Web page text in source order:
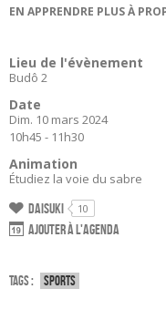
EN APPRENDRE PLUS À
Lieu de l'évènement
Budô 2
Date
Dim. 10 mars 2024
10h45 - 11h30
Animation
Étudiez la voie du sabre
Daisuki 10
Ajouter à l'agenda
Tags : Sports